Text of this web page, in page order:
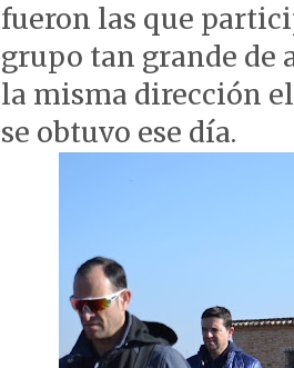
fueron las que
grupo tan grande de
la misma dirección
se obtuvo ese día.